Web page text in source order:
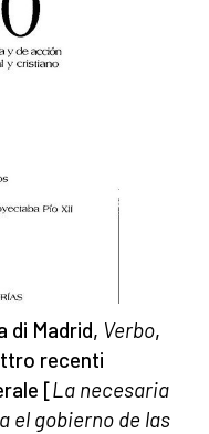
di Madrid, Verbo,
recenti
[La necesaria
el gobierno de las